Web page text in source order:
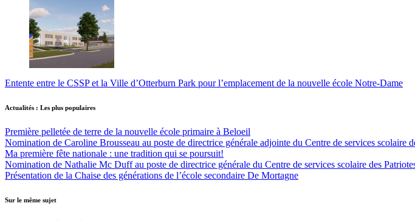
Entente entre le CSSP et la Ville d’Otterburn Park pour l’emplacement de la nouvelle école Notre-Dame
Actualités : Les plus populaires
Première pelletée de terre de la nouvelle école primaire à Beloeil
Nomination de Caroline Brousseau au poste de directrice générale adjointe du Centre de services scolaire
Ma première fête nationale : une tradition qui se poursuit!
Nomination de Nathalie Mc Duff au poste de directrice générale du Centre de services scolaire des
Présentation de la Chaise des générations de l’école secondaire De Mortagne
Sur le même sujet